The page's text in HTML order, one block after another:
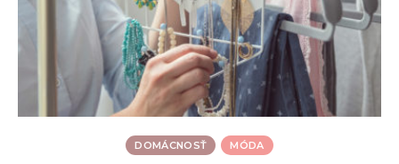
DOMÁCNOSŤ MÓDA